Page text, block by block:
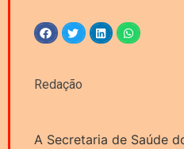
Redação
A Secretaria de Saúde